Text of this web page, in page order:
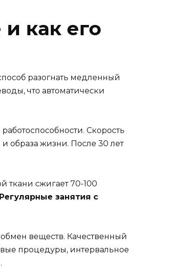
как его
разогнать медленный
что автоматически
Скорость
образа жизни. После 30 лет
сжигает 70-100
Регулярные занятия с
веществ. Качественный
процедуры, интервальное